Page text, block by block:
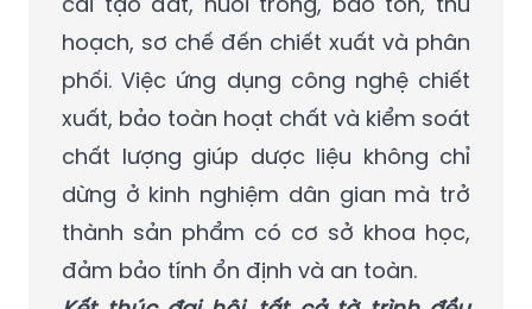
hoạch, sơ chế đến chiết xuất và phân
phối. Việc ứng dụng công nghệ chiết
xuất, bảo toàn hoạt chất và kiểm soát
chất lượng giúp dược liệu không chỉ
dừng ở kinh nghiệm dân gian mà trở
thành sản phẩm có cơ sở khoa học,
đảm bảo tính ổn định và an toàn.